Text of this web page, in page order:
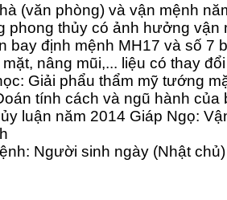
(văn phòng) và vận mệnh
phong thủy có ảnh hưởng vận
bay định mệnh MH17 và số 7
nâng mũi,... liệu có thay
Giải phẩu thẩm mỹ tướng
tính cách và ngũ hành của
luận năm 2014 Giáp Ngọ:
Người sinh ngày (Nhật